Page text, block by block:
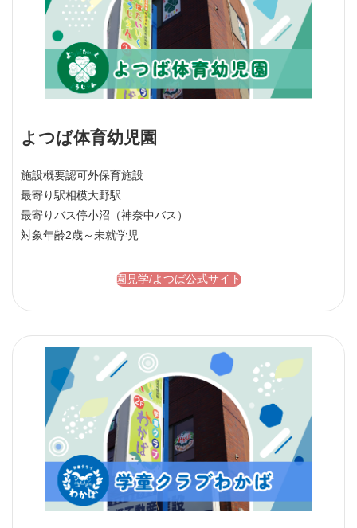
よつば体育幼児園
施設概要認可外保育施設
最寄り駅相模大野駅
最寄りバス停小沼（神奈中バス）
対象年齢2歳～未就学児
園見学/よつば公式サイト